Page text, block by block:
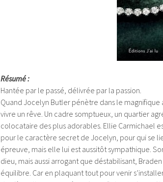
Résumé :
Hantée par le passé, délivrée par la passion.
Quand Jocelyn Butler pénètre dans le
vivre un rêve. Un cadre somptueux, un quartier
colocataire des plus adorables. Ellie Carmichael
pour le caractère secret de Jocelyn, pour qui se
épreuve, mais elle lui est aussitôt sympathique.
dieu, mais aussi arrogant que déstabilisant,
équilibre. Car en plaquant tout pour venir